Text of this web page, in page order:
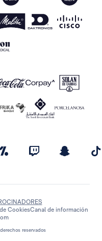
reservados
CookiesCanal de información